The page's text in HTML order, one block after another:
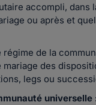
accompli, dans
ou après et
régime de la
mariage des
legs ou
universelle